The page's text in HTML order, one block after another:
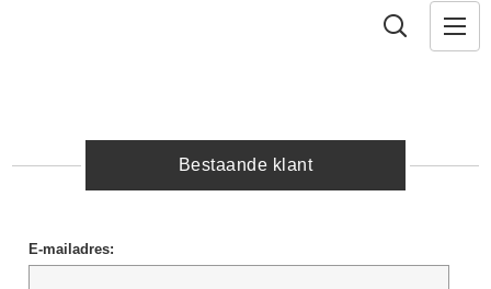
Bestaande klant
E-mailadres: